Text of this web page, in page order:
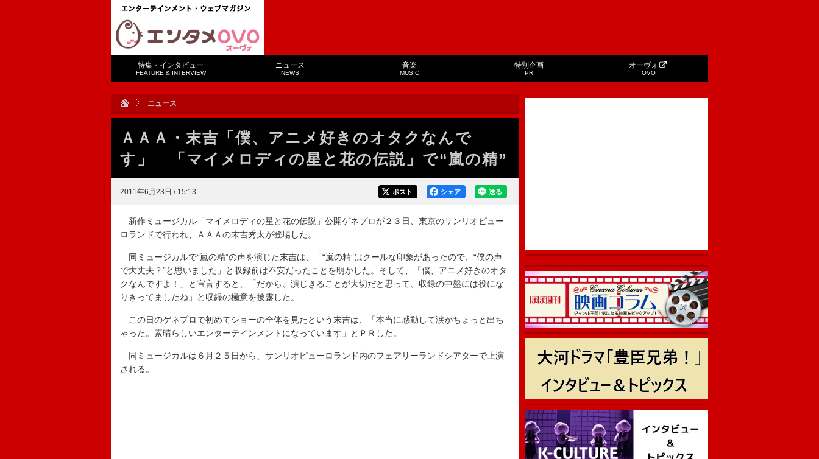
特集・インタビュー
FEATURE & INTERVIEW
ニュース
NEWS
音楽
MUSIC
特別企画
PR
オーヴォ
OVO
ニュース
ＡＡＡ・末吉「僕、アニメ好きのオタクなんで
す」 「マイメロディの星と花の伝説」で“嵐の精”
2011年6月23日 / 15:13 送る
シェア
ポスト
新作ミュージカル「マイメロディの星と花の伝説」公開ゲネプロが２３日、東京のサンリオピュー
ロランドで行われ、ＡＡＡの末吉秀太が登場した。
同ミュージカルで“嵐の精”の声を演じた末吉は、「“嵐の精”はクールな印象があったので、“僕の声
で大丈夫？”と思いました」と収録前は不安だったことを明かした。そして、「僕、アニメ好きのオタ
クなんですよ！」と宣言すると、「だから、演じきることが大切だと思って、収録の中盤には役にな
りきってましたね」と収録の極意を披露した。
この日のゲネプロで初めてショーの全体を見たという末吉は、「本当に感動して涙がちょっと出ち
ゃった。素晴らしいエンターテインメントになっています」とＰＲした。
同ミュージカルは６月２５日から、サンリオピューロランド内のフェアリーランドシアターで上演
される。